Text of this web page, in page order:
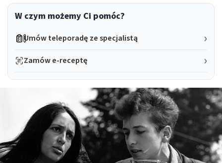
W czym możemy Ci pomóc?
Umów teleporadę ze specjalistą
Zamów e-receptę